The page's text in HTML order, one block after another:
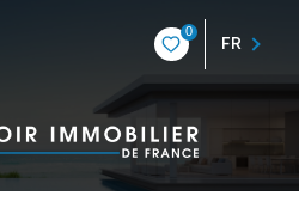
0
FR